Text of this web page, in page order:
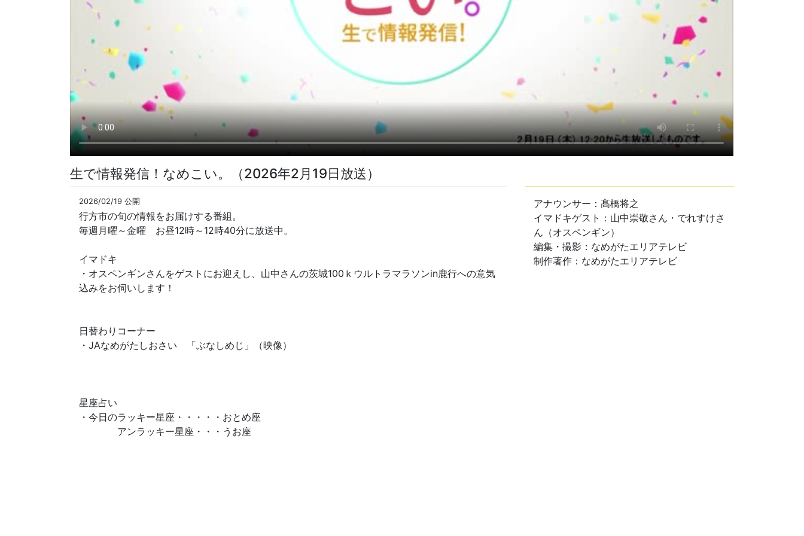
生で情報発信！なめこい。（2026年2月19日放送）
2026/02/19 公開
行方市の旬の情報をお届けする番組。
毎週月曜～金曜 お昼12時～12時40分に放送中。
イマドキ
・オスペンギンさんをゲストにお迎えし、山中さんの茨城100ｋウルトラマラソンin鹿行への意気
込みをお伺いします！
日替わりコーナー
・JAなめがたしおさい 「ぶなしめじ」（映像）
星座占い
・今日のラッキー星座・・・・・おとめ座
アンラッキー星座・・・うお座
アナウンサー：髙橋将之
イマドキゲスト：山中崇敬さん・でれすけさ
ん（オスペンギン）
編集・撮影：なめがたエリアテレビ
制作著作：なめがたエリアテレビ